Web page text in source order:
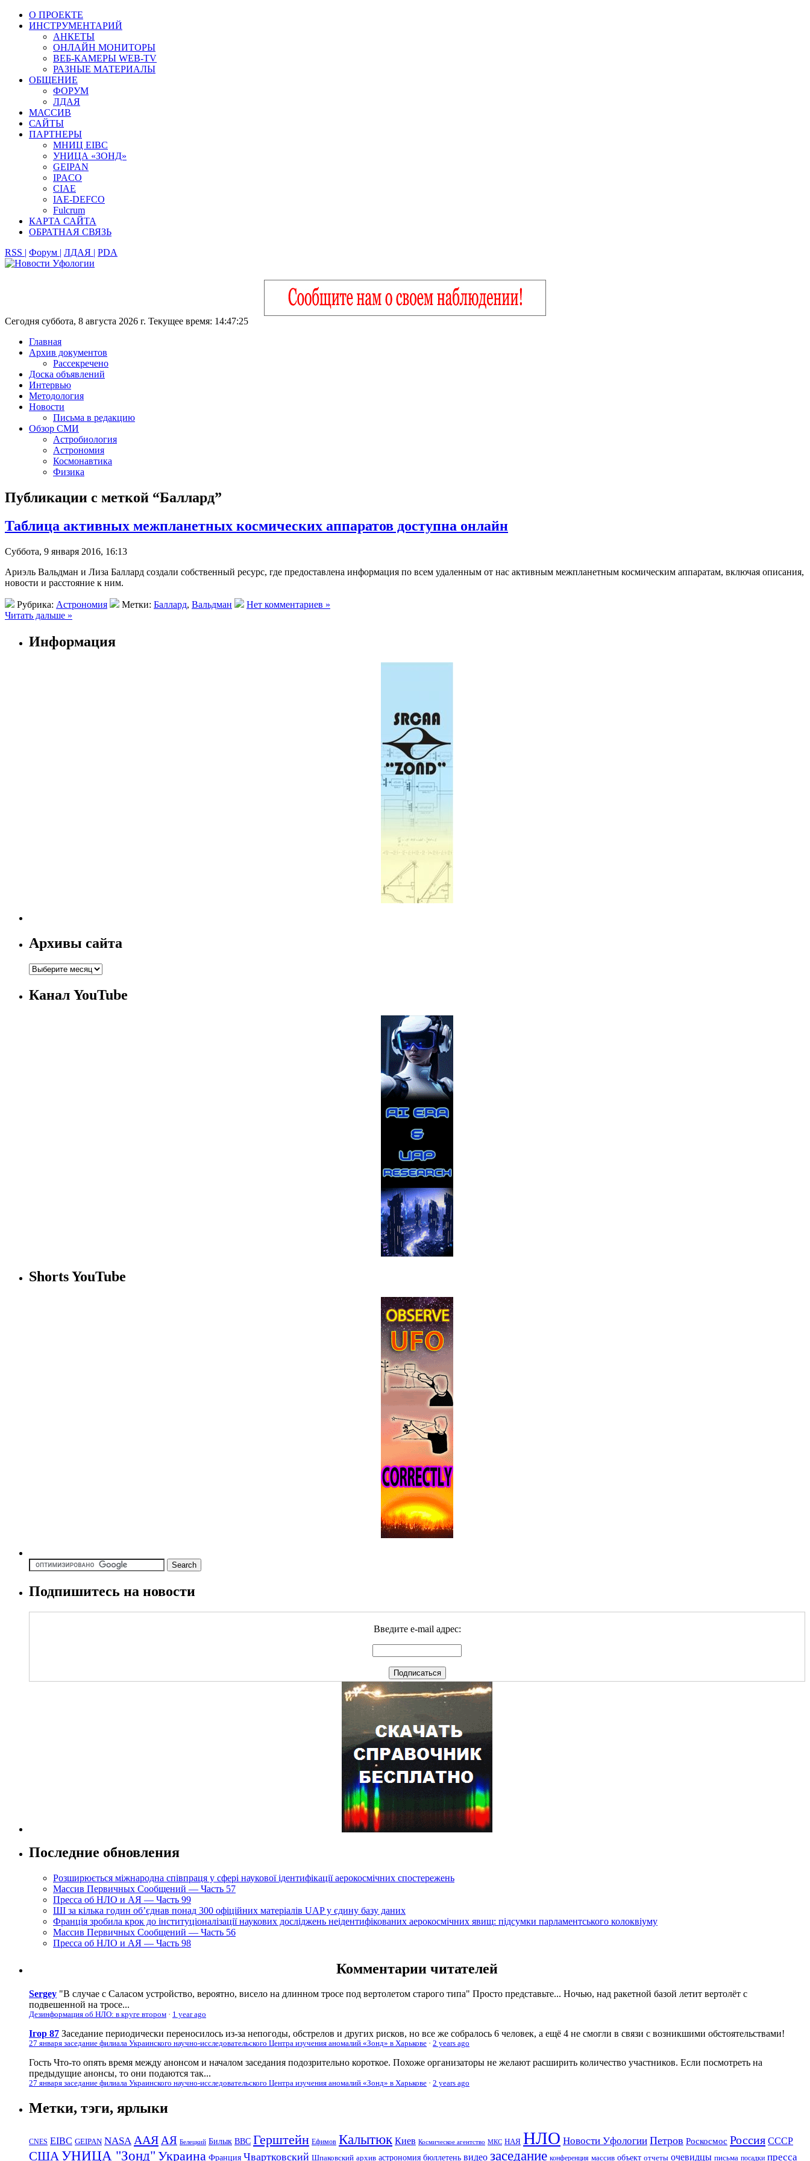
О ПРОЕКТЕ
ИНСТРУМЕНТАРИЙ
АНКЕТЫ
ОНЛАЙН МОНИТОРЫ
ВЕБ-КАМЕРЫ WEB-TV
РАЗНЫЕ МАТЕРИАЛЫ
ОБЩЕНИЕ
ФОРУМ
ЛДАЯ
МАССИВ
САЙТЫ
ПАРТНЕРЫ
МНИЦ EIBC
УНИЦА «ЗОНД»
GEIPAN
IPACO
CIAE
IAE-DEFCO
Fulcrum
КАРТА САЙТА
ОБРАТНАЯ СВЯЗЬ
RSS | Форум | ЛДАЯ | PDA
Сегодня суббота, 8 августа 2026 г. Текущее время: 14:47:26
Главная
Архив документов
Рассекречено
Доска объявлений
Интервью
Методология
Новости
Письма в редакцию
Обзор СМИ
Астробиология
Астрономия
Космонавтика
Физика
Публикации с меткой “Баллард”
Таблица активных межпланетных космических аппаратов доступна онлайн
Суббота, 9 января 2016, 16:13
Ариэль Вальдман и Лиза Баллард создали собственный ресурс, где предоставлена информация по всем удаленным от нас активным межпланетным космическим аппаратам, включая описания,
новости и расстояние к ним.
Рубрика: Астрономия Метки: Баллард, Вальдман
Нет комментариев »
Читать дальше »
Информация
Архивы сайта
Канал YouTube
Shorts YouTube
Подпишитесь на новости
Введите e-mail адрес:
Последние обновления
Розширюється міжнародна співпраця у сфері наукової ідентифікації аерокосмічних спостережень
Массив Первичных Сообщений — Часть 57
Пресса об НЛО и АЯ — Часть 99
ШІ за кілька годин об’єднав понад 300 офіційних матеріалів UAP у єдину базу даних
Франція зробила крок до інституціоналізації наукових досліджень неідентифікованих аерокосмічних явищ: підсумки парламентського колоквіуму
Массив Первичных Сообщений — Часть 56
Пресса об НЛО и АЯ — Часть 98
Комментарии читателей
Sergey "В случае с Саласом устройство, вероятно, висело на длинном тросе под вертолетом старого типа" Просто представьте... Ночью, над ракетной базой летит вертолёт с
подвешенной на тросе...
Дезинформация об НЛО: в круге втором · 1 year ago
Ігор 87 Заседание периодически переносилось из-за непогоды, обстрелов и других рисков, но все же собралось 6 человек, а ещё 4 не смогли в связи с возникшими обстоятельствами!
27 января заседание филиала Украинского научно-исследовательского Центра изучения аномалий «Зонд» в Харькове · 2 years ago
Гость Что-то опять время между анонсом и началом заседания подозрительно короткое. Похоже организаторы не желают расширить количество участников. Если посмотреть на
предыдущие анонсы, то они подаются так...
27 января заседание филиала Украинского научно-исследовательского Центра изучения аномалий «Зонд» в Харькове · 2 years ago
Метки, тэги, ярлыки
CNES EIBC GEIPAN NASA ААЯАЯ Белецкий Билык ВВС Герштейн Ефимов Калытюк Киев Космическое агентство МКС НАЯ НЛО Новости Уфологии Петров Роскосмос Россия СССР
США УНИЦА "Зонд" Украина Франция Чвартковский Шпаковский архив астрономия бюллетень видео заседание конференция массив объект отчеты очевидцы письма посадки пресса